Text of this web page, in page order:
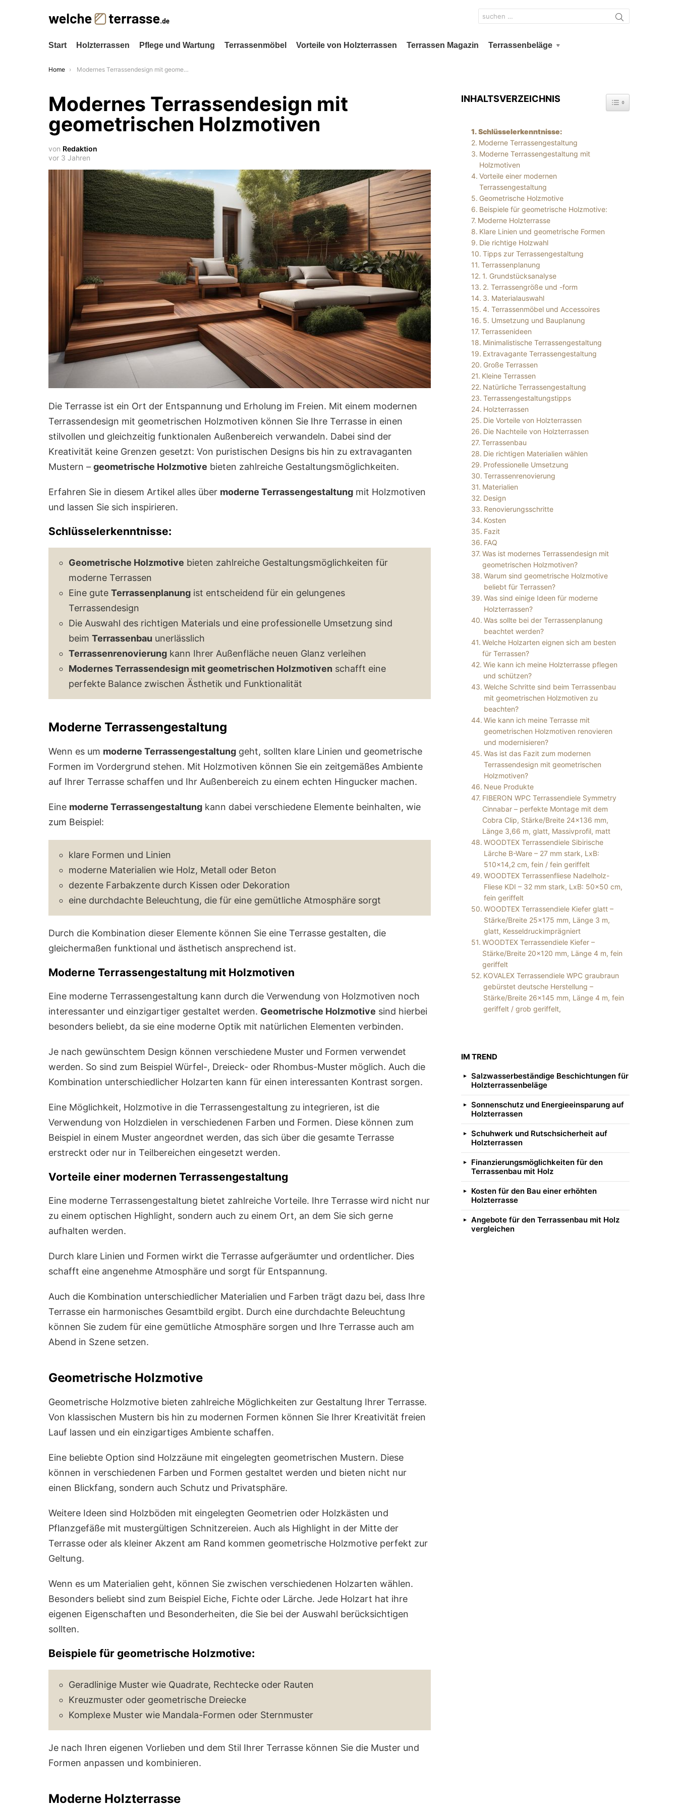
Search
for:
Start Holzterrassen Pflege und Wartung Terrassenmöbel Vorteile von Holzterrassen Terrassen Magazin Terrassenbeläge
You are here:
Home Modernes Terrassendesign mit geometrischen Holzmotiven
Modernes Terrassendesign mit
geometrischen Holzmotiven
von Redaktion
vor 3 Jahren
Die Terrasse ist ein Ort der Entspannung und Erholung im Freien. Mit einem modernen
Terrassendesign mit geometrischen Holzmotiven können Sie Ihre Terrasse in einen
stilvollen und gleichzeitig funktionalen Außenbereich verwandeln. Dabei sind der
Kreativität keine Grenzen gesetzt: Von puristischen Designs bis hin zu extravaganten
Mustern – geometrische Holzmotive bieten zahlreiche Gestaltungsmöglichkeiten.
Erfahren Sie in diesem Artikel alles über moderne Terrassengestaltung mit Holzmotiven
und lassen Sie sich inspirieren.
Schlüsselerkenntnisse:
Geometrische Holzmotive bieten zahlreiche Gestaltungsmöglichkeiten für
moderne Terrassen
Eine gute Terrassenplanung ist entscheidend für ein gelungenes
Terrassendesign
Die Auswahl des richtigen Materials und eine professionelle Umsetzung sind
beim Terrassenbau unerlässlich
Terrassenrenovierung kann Ihrer Außenfläche neuen Glanz verleihen
Modernes Terrassendesign mit geometrischen Holzmotiven schafft eine
perfekte Balance zwischen Ästhetik und Funktionalität
Moderne Terrassengestaltung
Wenn es um moderne Terrassengestaltung geht, sollten klare Linien und geometrische
Formen im Vordergrund stehen. Mit Holzmotiven können Sie ein zeitgemäßes Ambiente
auf Ihrer Terrasse schaffen und Ihr Außenbereich zu einem echten Hingucker machen.
Eine moderne Terrassengestaltung kann dabei verschiedene Elemente beinhalten, wie
zum Beispiel:
klare Formen und Linien
moderne Materialien wie Holz, Metall oder Beton
dezente Farbakzente durch Kissen oder Dekoration
eine durchdachte Beleuchtung, die für eine gemütliche Atmosphäre sorgt
Durch die Kombination dieser Elemente können Sie eine Terrasse gestalten, die
gleichermaßen funktional und ästhetisch ansprechend ist.
Moderne Terrassengestaltung mit Holzmotiven
Eine moderne Terrassengestaltung kann durch die Verwendung von Holzmotiven noch
interessanter und einzigartiger gestaltet werden. Geometrische Holzmotive sind hierbei
besonders beliebt, da sie eine moderne Optik mit natürlichen Elementen verbinden.
Je nach gewünschtem Design können verschiedene Muster und Formen verwendet
werden. So sind zum Beispiel Würfel-, Dreieck- oder Rhombus-Muster möglich. Auch die
Kombination unterschiedlicher Holzarten kann für einen interessanten Kontrast sorgen.
Eine Möglichkeit, Holzmotive in die Terrassengestaltung zu integrieren, ist die
Verwendung von Holzdielen in verschiedenen Farben und Formen. Diese können zum
Beispiel in einem Muster angeordnet werden, das sich über die gesamte Terrasse
erstreckt oder nur in Teilbereichen eingesetzt werden.
Vorteile einer modernen Terrassengestaltung
Eine moderne Terrassengestaltung bietet zahlreiche Vorteile. Ihre Terrasse wird nicht nur
zu einem optischen Highlight, sondern auch zu einem Ort, an dem Sie sich gerne
aufhalten werden.
Durch klare Linien und Formen wirkt die Terrasse aufgeräumter und ordentlicher. Dies
schafft eine angenehme Atmosphäre und sorgt für Entspannung.
Auch die Kombination unterschiedlicher Materialien und Farben trägt dazu bei, dass Ihre
Terrasse ein harmonisches Gesamtbild ergibt. Durch eine durchdachte Beleuchtung
können Sie zudem für eine gemütliche Atmosphäre sorgen und Ihre Terrasse auch am
Abend in Szene setzen.
Geometrische Holzmotive
Geometrische Holzmotive bieten zahlreiche Möglichkeiten zur Gestaltung Ihrer Terrasse.
Von klassischen Mustern bis hin zu modernen Formen können Sie Ihrer Kreativität freien
Lauf lassen und ein einzigartiges Ambiente schaffen.
Eine beliebte Option sind Holzzäune mit eingelegten geometrischen Mustern. Diese
können in verschiedenen Farben und Formen gestaltet werden und bieten nicht nur
einen Blickfang, sondern auch Schutz und Privatsphäre.
Weitere Ideen sind Holzböden mit eingelegten Geometrien oder Holzkästen und
Pflanzgefäße mit mustergültigen Schnitzereien. Auch als Highlight in der Mitte der
Terrasse oder als kleiner Akzent am Rand kommen geometrische Holzmotive perfekt zur
Geltung.
Wenn es um Materialien geht, können Sie zwischen verschiedenen Holzarten wählen.
Besonders beliebt sind zum Beispiel Eiche, Fichte oder Lärche. Jede Holzart hat ihre
eigenen Eigenschaften und Besonderheiten, die Sie bei der Auswahl berücksichtigen
sollten.
Beispiele für geometrische Holzmotive:
Geradlinige Muster wie Quadrate, Rechtecke oder Rauten
Kreuzmuster oder geometrische Dreiecke
Komplexe Muster wie Mandala-Formen oder Sternmuster
Je nach Ihren eigenen Vorlieben und dem Stil Ihrer Terrasse können Sie die Muster und
Formen anpassen und kombinieren.
Moderne Holzterrasse
INHALTSVERZEICHNIS TOGGLE TABLE OF
Schlüsselerkenntnisse:
Moderne Terrassengestaltung
Moderne Terrassengestaltung mit
Holzmotiven
Vorteile einer modernen
Terrassengestaltung
Geometrische Holzmotive
Beispiele für geometrische Holzmotive:
Moderne Holzterrasse
Klare Linien und geometrische Formen
Die richtige Holzwahl
Tipps zur Terrassengestaltung
Terrassenplanung
1. Grundstücksanalyse
2. Terrassengröße und -form
3. Materialauswahl
4. Terrassenmöbel und Accessoires
5. Umsetzung und Bauplanung
Terrassenideen
Minimalistische Terrassengestaltung
Extravagante Terrassengestaltung
Große Terrassen
Kleine Terrassen
Natürliche Terrassengestaltung
Terrassengestaltungstipps
Holzterrassen
Die Vorteile von Holzterrassen
Die Nachteile von Holzterrassen
Terrassenbau
Die richtigen Materialien wählen
Professionelle Umsetzung
Terrassenrenovierung
Materialien
Design
Renovierungsschritte
Kosten
Fazit
FAQ
Was ist modernes Terrassendesign mit
geometrischen Holzmotiven?
Warum sind geometrische Holzmotive
beliebt für Terrassen?
Was sind einige Ideen für moderne
Holzterrassen?
Was sollte bei der Terrassenplanung
beachtet werden?
Welche Holzarten eignen sich am besten
für Terrassen?
Wie kann ich meine Holzterrasse pflegen
und schützen?
Welche Schritte sind beim Terrassenbau
mit geometrischen Holzmotiven zu
beachten?
Wie kann ich meine Terrasse mit
geometrischen Holzmotiven renovieren
und modernisieren?
Was ist das Fazit zum modernen
Terrassendesign mit geometrischen
Holzmotiven?
Neue Produkte
FIBERON WPC Terrassendiele Symmetry
Cinnabar – perfekte Montage mit dem
Cobra Clip, Stärke/Breite 24×136 mm,
Länge 3,66 m, glatt, Massivprofil, matt
WOODTEX Terrassendiele Sibirische
Lärche B-Ware – 27 mm stark, LxB:
510×14,2 cm, fein / fein geriffelt
WOODTEX Terrassenfliese Nadelholz-
Fliese KDI – 32 mm stark, LxB: 50×50 cm,
fein geriffelt
WOODTEX Terrassendiele Kiefer glatt –
Stärke/Breite 25×175 mm, Länge 3 m,
glatt, Kesseldruckimprägniert
WOODTEX Terrassendiele Kiefer –
Stärke/Breite 20×120 mm, Länge 4 m, fein
geriffelt
KOVALEX Terrassendiele WPC graubraun
gebürstet deutsche Herstellung –
Stärke/Breite 26×145 mm, Länge 4 m, fein
geriffelt / grob geriffelt,
IM TREND
Salzwasserbeständige Beschichtungen für
Holzterrassenbeläge
Sonnenschutz und Energieeinsparung auf
Holzterrassen
Schuhwerk und Rutschsicherheit auf
Holzterrassen
Finanzierungsmöglichkeiten für den
Terrassenbau mit Holz
Kosten für den Bau einer erhöhten
Holzterrasse
Angebote für den Terrassenbau mit Holz
vergleichen